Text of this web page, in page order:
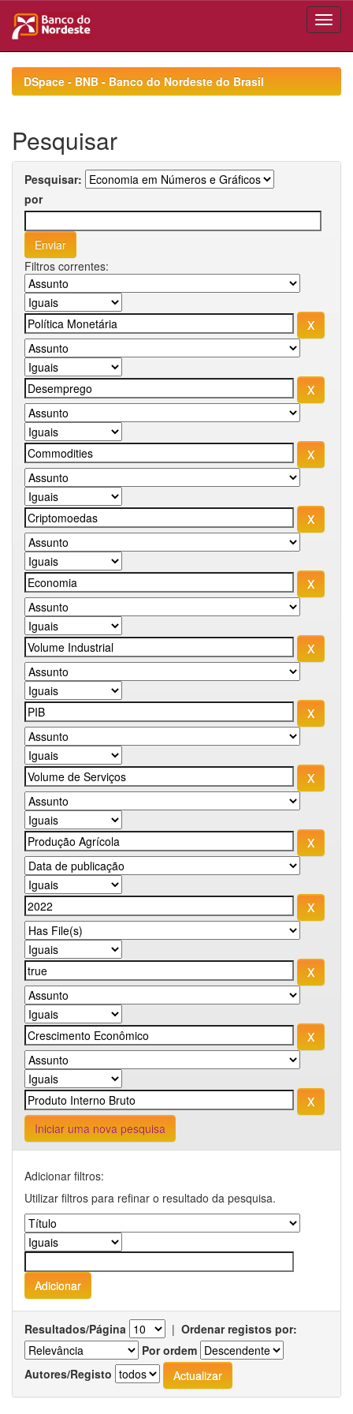
navigationDSpace - BNB - Banco do Nordeste do Brasil
Pesquisar
Pesquisar:
por
Filtros correntes:
Iniciar uma nova pesquisa
Adicionar filtros:
Utilizar filtros para refinar o resultado da pesquisa.
Resultados/Página | Ordenar registos por:
Por ordem
Autores/Registo